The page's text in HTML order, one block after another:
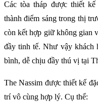
Các tòa tháp được thiết
thành điểm sáng trong thị
còn kết hợp giữ không gian
đầy tinh tế. Như vậy khách
bình, dễ chịu đầy thú vị tại
The Nassim được thiết kế
trí vô cùng hợp lý. Cụ thể: